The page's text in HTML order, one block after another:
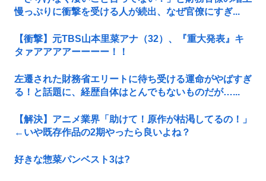
慢っぷりに衝撃を受ける人が続出、なぜ官僚にすぎ...
【衝撃】元TBS山本里菜アナ（32）、『重大発表』キ
タァアアアアーーーー！！
左遷された財務省エリートに待ち受ける運命がやばすぎ
る！と話題に、経歴自体はとんでもないものだが…...
【解決】アニメ業界「助けて！原作が枯渇してるの！」
←いや既存作品の2期やったら良いよね？
好きな惣菜パンベスト3は?